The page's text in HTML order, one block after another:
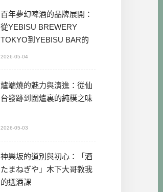
百年夢幻啤酒的品牌展開：
從YEBISU BREWERY
TOKYO到YEBISU BAR的
2026-05-04
爐端燒的魅力與演進：從仙
台發跡到圍爐裏的純樸之味
2026-05-03
神樂坂的道別與初心：「酒
たまねぎや」木下大哥教我
的選酒課